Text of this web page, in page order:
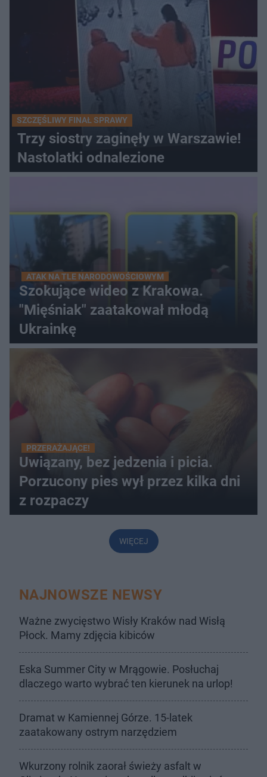
SZCZĘŚLIWY FINAŁ SPRAWY
Trzy siostry zaginęły w Warszawie!
Nastolatki odnalezione
ATAK NA TLE NARODOWOŚCIOWYM
Szokujące wideo z Krakowa.
"Mięśniak" zaatakował młodą
Ukrainkę
PRZERAŻAJĄCE!
Uwiązany, bez jedzenia i picia.
Porzucony pies wył przez kilka dni
z rozpaczy
WIĘCEJ
NAJNOWSZE NEWSY
Ważne zwycięstwo Wisły Kraków nad Wisłą
Płock. Mamy zdjęcia kibiców
Eska Summer City w Mrągowie. Posłuchaj
dlaczego warto wybrać ten kierunek na urlop!
Dramat w Kamiennej Górze. 15-latek
zaatakowany ostrym narzędziem
Wkurzony rolnik zaorał świeży asfalt w